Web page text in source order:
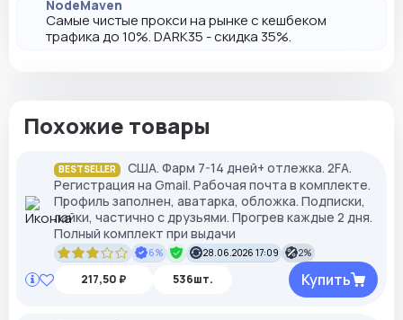
NodeMaven
Самые чистые прокси на рынке с кешбеком
трафика до 10%. DARK35 - скидка 35%.
Похожие товары
BESTSELLER
США. Фарм 7-14 дней+ отлежка. 2FA.
Регистрация на Gmail. Рабочая почта в комплекте.
Профиль заполнен, аватарка, обложка. Подписки,
лайки, частично с друзьями. Прогрев каждые 2 дня.
Полный комплект при выдачи
6% 28.06.2026 17:09 2%
217,50 ₽ 536шт. Купить